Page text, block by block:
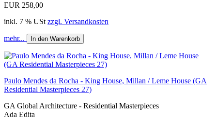
EUR 258,00
inkl. 7 % USt zzgl. Versandkosten
mehr... In den Warenkorb
Paulo Mendes da Rocha - King House, Millan / Leme House (GA
Residential Masterpieces 27)
GA Global Architecture - Residential Masterpieces
Ada Edita